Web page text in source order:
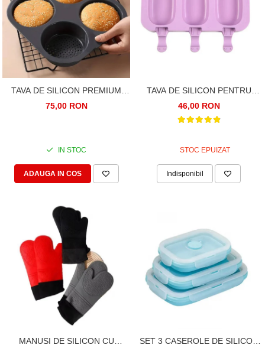
TAVA DE SILICON PREMIUM
MAT PENTRU BURGERI. 4
75,00 RON
IN STOC
ADAUGA IN COS
TAVA DE SILICON PENTRU
INGHETATA. 3 FORME CLASICE
46,00 RON
STOC EPUIZAT
Indisponibil
MANUSI DE SILICON CU
SET 3 CASEROLE DE SILICON